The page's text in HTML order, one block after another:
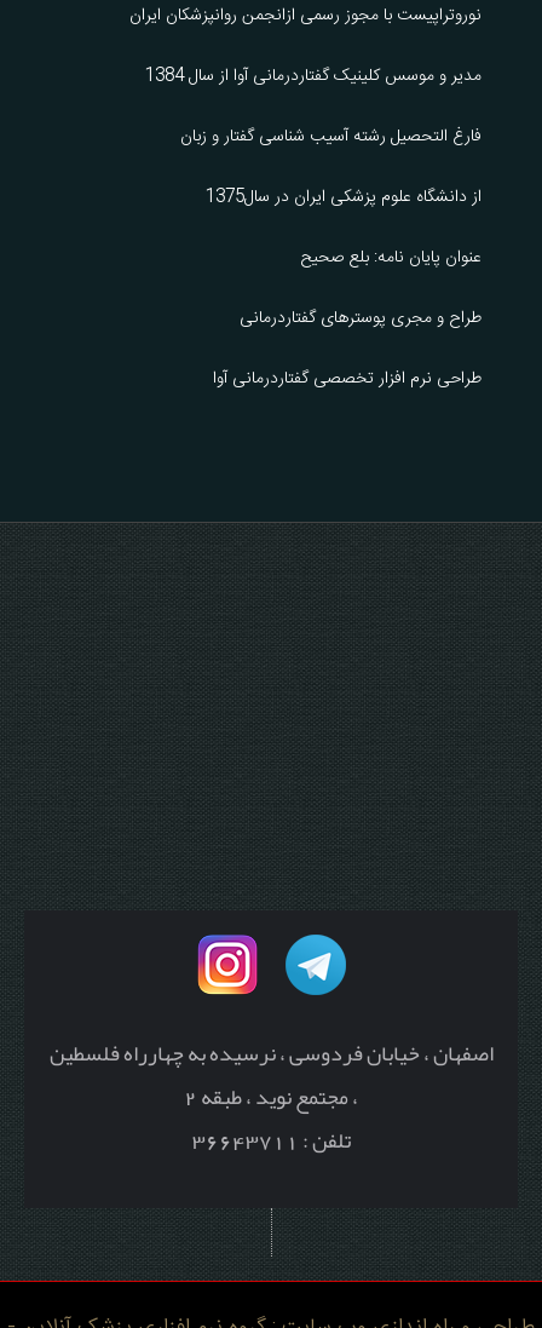
نوروتراپیست با مجوز رسمی ازانجمن روانپزشکان ایران
مدیر و موسس کلینیک گفتاردرمانی آوا از سال 1384
فارغ التحصیل رشته آسیب شناسی گفتار و زبان
از دانشگاه علوم پزشکی ایران در سال1375
عنوان پایان نامه: بلع صحیح
طراح و مجری پوسترهای گفتاردرمانی
طراحی نرم افزار تخصصی گفتاردرمانی آوا
اصفهان ، خیابان فردوسی ، نرسیده به چهارراه فلسطین
، مجتمع نوید ، طبقه 2
تلفن : 36643711